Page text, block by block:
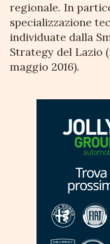
regionale. In
specializzazione
individuate dalla
Strategy del Lazio
maggio 2016).